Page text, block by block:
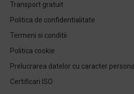
Transport gratuit
Politica de confidentialitate
Termeni si conditii
Politica cookie
Prelucrarea datelor cu caracter personal
Certificari ISO